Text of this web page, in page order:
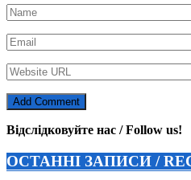
Відслідковуйте нас / Follow us!
ОСТАННІ ЗАПИСИ /